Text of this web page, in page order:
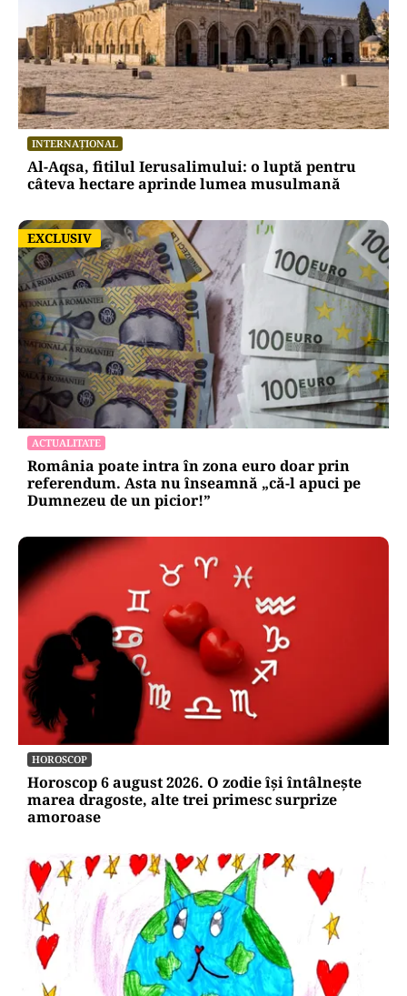
INTERNAȚIONAL
Al-Aqsa, fitilul Ierusalimului: o luptă pentru
câteva hectare aprinde lumea musulmană
EXCLUSIV
EXCLUSIV
ACTUALITATE
România poate intra în zona euro doar prin
referendum. Asta nu înseamnă „că-l apuci pe
Dumnezeu de un picior!”
HOROSCOP
Horoscop 6 august 2026. O zodie își întâlnește
marea dragoste, alte trei primesc surprize
amoroase